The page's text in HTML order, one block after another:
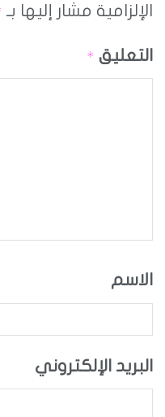
الإلزامية مشار إليها بـ
التعليق *
الاسم
البريد الإلكتروني